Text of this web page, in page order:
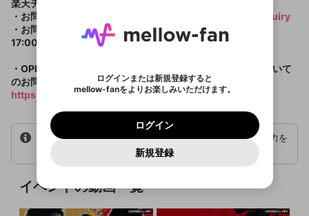
楽天チケット カスタマーサポート
・お問い合わせフォーム：
https://ticket.rakuten.co.jp/inquiry
・お問い合わせダイヤル：050-5893-9366（平日10:00～
17:00）
・OPENREC.tvでの有料オンライン配信チケットの購入について
のお問い合わせ
https://openrec.zendesk.com/hc/ja/requests/new
シリアルコードをお持ちの方は、チケット購入に進み、入力を
行ってください。
イベントの動画一覧
3,000円 販売終了
このチケットは2025/4/30 14:59まで有効
ポイントが不足しています
した。 サービスを利用するには変更後の内容を
を確認しました。
確認しました
または
Google
Yahoo! JAPAN
Appleでサインアップ
次にお進みください。
または
Google
Yahoo! JAPAN
Appleでサインイン
ログイン
パスワードを忘れた方はこちら
アカウントをお持ちですか？アカウントを作成する
ログインまたは新規登録すると
mellow-fanをよりお楽しみいただけます。
ログイン
新規登録
登録したメールアドレスを入力し、送信してくださ
再設定する
入力していただいたメールアドレ
スに、パスワード再設定用URLを
のでご確認ください
OK
お住まいの地域
ご登録いただいた情報はサービスの向上を目的
として使用いたします。
一部サービスをご利用いただくには、生年月の
登録が必要です。
登録
メイン及びcs.openrec.co.jpドメイン）が受信拒否設
定に含まれていないかご確認ください。
入力
セッションの有効期限が切れたた
わいせつな表現
著作権の侵害
なりすまし行為
出会いを誘導する行為
0
報告された問題については、利用規約に違反しているか
どうかをスタッフが確認します。
用することは、利用規約違反になります。
詳しくはこちら
閉じる
Discordアカウントをお持ちでない方
Discordアカウントを作成
Discordは第三者が提供するコミュニティーサービスで、
mellow-fanとは関わりがありません。Discordに関してのお
問い合わせにはお答えすることができません。Discordの仕
様変更により、限定コミュニティ特典の提供が終了する可能
します。
外部サービスとのID連携に関する同意事項